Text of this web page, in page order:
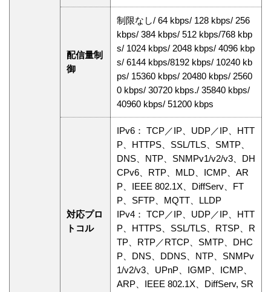
配信量制
御
制限なし/ 64 kbps/ 128 kbps/ 256
kbps/ 384 kbps/ 512 kbps/768 kbp
s/ 1024 kbps/ 2048 kbps/ 4096 kbp
s/ 6144 kbps/8192 kbps/ 10240 kb
ps/ 15360 kbps/ 20480 kbps/ 2560
0 kbps/ 30720 kbps./ 35840 kbps/
40960 kbps/ 51200 kbps
対応プロ
トコル
IPv6： TCP／IP、UDP／IP、HTT
P、HTTPS、SSL/TLS、SMTP、
DNS、NTP、SNMPv1/v2/v3、DH
CPv6、RTP、MLD、ICMP、AR
P、IEEE 802.1X、DiffServ、FT
P、SFTP、MQTT、LLDP
IPv4： TCP／IP、UDP／IP、HTT
P、HTTPS、SSL/TLS、RTSP、R
TP、RTP／RTCP、SMTP、DHC
P、DNS、DDNS、NTP、SNMPv
1/v2/v3、UPnP、IGMP、ICMP、
ARP、IEEE 802.1X、DiffServ, SR